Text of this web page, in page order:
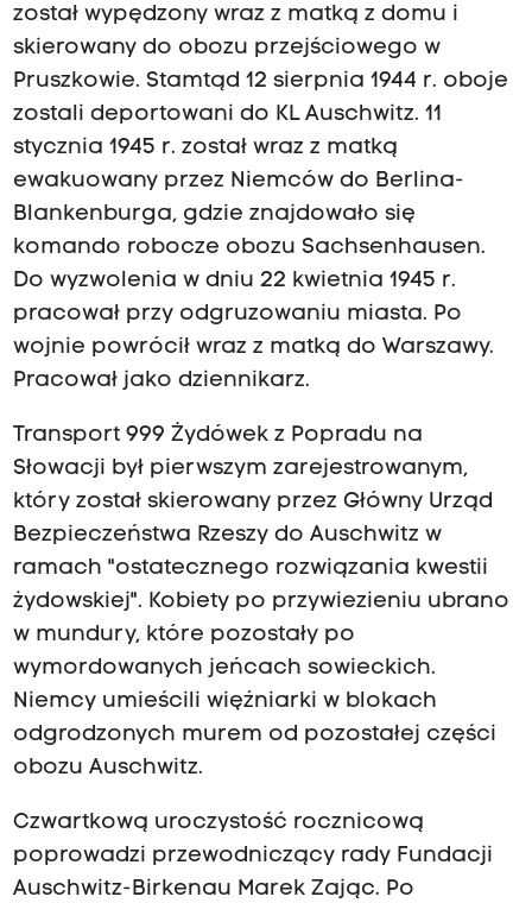
został wypędzony wraz z matką z domu i
skierowany do obozu przejściowego w
Pruszkowie. Stamtąd 12 sierpnia 1944 r. oboje
zostali deportowani do KL Auschwitz. 11
stycznia 1945 r. został wraz z matką
ewakuowany przez Niemców do Berlina-
Blankenburga, gdzie znajdowało się
komando robocze obozu Sachsenhausen.
Do wyzwolenia w dniu 22 kwietnia 1945 r.
pracował przy odgruzowaniu miasta. Po
wojnie powrócił wraz z matką do Warszawy.
Pracował jako dziennikarz.
Transport 999 Żydówek z Popradu na
Słowacji był pierwszym zarejestrowanym,
który został skierowany przez Główny Urząd
Bezpieczeństwa Rzeszy do Auschwitz w
ramach "ostatecznego rozwiązania kwestii
żydowskiej". Kobiety po przywiezieniu ubrano
w mundury, które pozostały po
wymordowanych jeńcach sowieckich.
Niemcy umieścili więźniarki w blokach
odgrodzonych murem od pozostałej części
obozu Auschwitz.
Czwartkową uroczystość rocznicową
poprowadzi przewodniczący rady Fundacji
Auschwitz-Birkenau Marek Zając. Po